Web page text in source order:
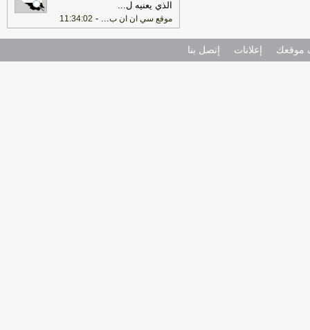
الذي يعنيه ل...
موقع سي ان ان ب...
-
11:34:02
موقعك إعلانات إتصل بنا